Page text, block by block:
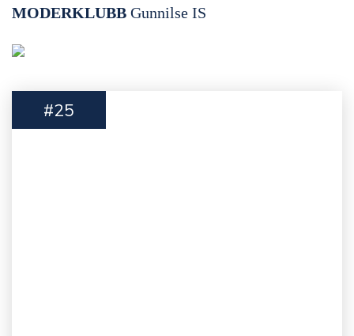
MODERKLUBB Gunnilse IS
#25